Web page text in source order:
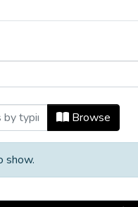
y
Browse
show.